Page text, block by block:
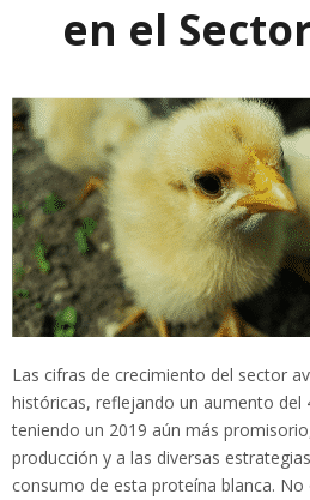
en el
Las cifras de crecimiento del sector
históricas, reflejando un aumento del
teniendo un 2019 aún más
producción y a las diversas
consumo de esta proteína blanca.